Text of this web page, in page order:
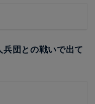
団との戦いで出て